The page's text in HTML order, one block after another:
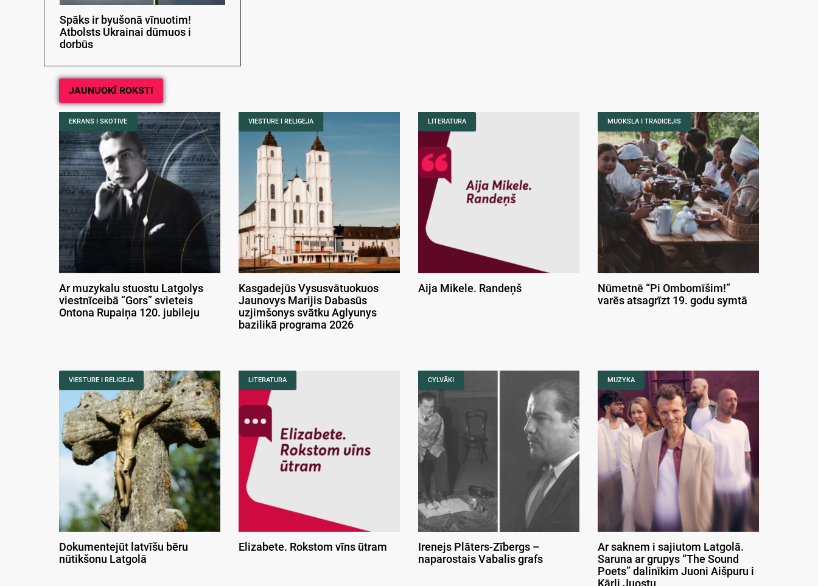
Spāks ir byušonā vīnuotim!
Atbolsts Ukrainai dūmuos i
dorbūs
JAUNUOKĪ ROKSTI
EKRANS I SKOTIVE
Ar muzykalu stuostu Latgolys
viestnīceibā “Gors” svieteis
Ontona Rupaiņa 120. jubileju
VIESTURE I RELIGEJA
Kasgadejūs Vysusvātuokuos
Jaunovys Marijis Dabasūs
uzjimšonys svātku Aglyunys
bazilikā programa 2026
LITERATURA
Aija Mikele. Randeņš
MUOKSLA I TRADICEJIS
Nūmetnē “Pi Ombomīšim!”
varēs atsagrīzt 19. godu symtā
VIESTURE I RELIGEJA
Dokumentejūt latvīšu bēru
nūtikšonu Latgolā
LITERATURA
Elizabete. Rokstom vīns ūtram
CYLVĀKI
Irenejs Plāters-Zībergs –
naparostais Vabalis grafs
MUZYKA
Ar saknem i sajiutom Latgolā.
Saruna ar grupys “The Sound
Poets” dalinīkim Juoni Aišpuru i
Kārli Juostu